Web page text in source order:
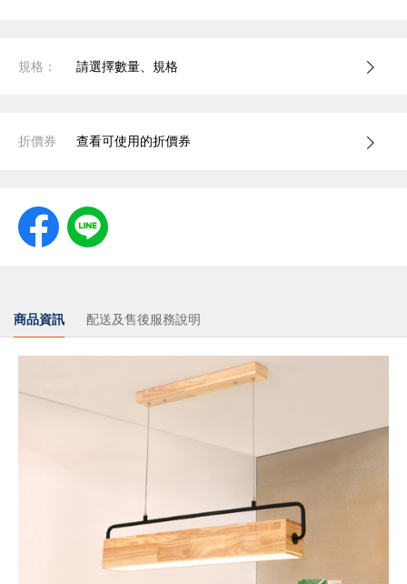
規格： 請選擇數量、規格
折價券 查看可使用的折價券
商品資訊 配送及售後服務說明